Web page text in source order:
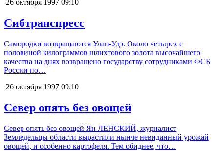
26 октября 1997 09:10
Сибтранспресс
Самородки возвращаются Улан-Удэ. Около четырех с
половиной килограммов шлихтового золота высочайшего
качества на днях возвращено государству сотрудниками ФСБ
России по…
26 октября 1997 09:10
Север опять без овощей
Север опять без овощей Ян ЛЕНСКИЙ, журналист
Земледельцы области вырастили нынче невиданный урожай
овощей, и особенно картофеля. Тем обиднее, что…